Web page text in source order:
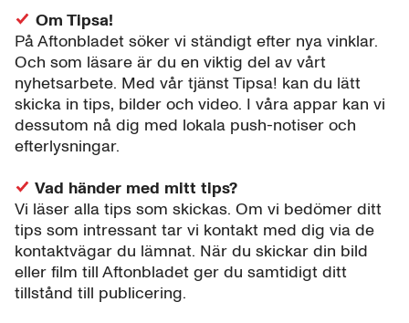
Om Tipsa!
På Aftonbladet söker vi ständigt efter nya vinklar.
Och som läsare är du en viktig del av vårt
nyhetsarbete. Med vår tjänst Tipsa! kan du lätt
skicka in tips, bilder och video. I våra appar kan vi
dessutom nå dig med lokala push-notiser och
efterlysningar.
Vad händer med mitt tips?
Vi läser alla tips som skickas. Om vi bedömer ditt
tips som intressant tar vi kontakt med dig via de
kontaktvägar du lämnat. När du skickar din bild
eller film till Aftonbladet ger du samtidigt ditt
tillstånd till publicering.